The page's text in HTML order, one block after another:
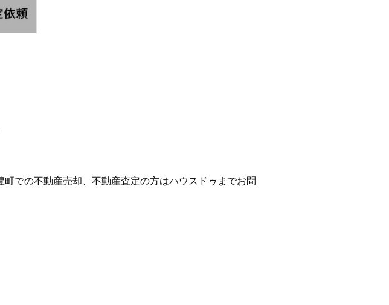
での不動産売却、不動産査定の方はハウスドゥまでお問